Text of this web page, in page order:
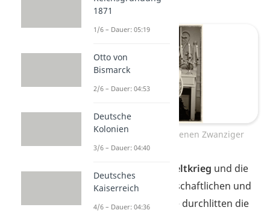
Frau im Stil der Goldenen Zwanziger
Ersten Weltkrieg und die
anschließenden wirtschaftlichen und
politischen Probleme durchlitten die
1871
1/6 – Dauer: 05:19
Otto von
Bismarck
2/6 – Dauer: 04:53
Deutsche
Kolonien
3/6 – Dauer: 04:40
Deutsches
Kaiserreich
4/6 – Dauer: 04:36